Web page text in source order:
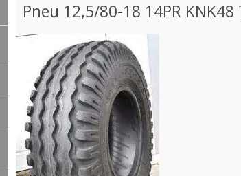
Pneu 12,5/80-18 14PR KNK48